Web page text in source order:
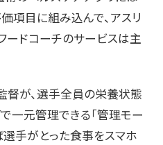
項目に組み込んで、アスリ
ードコーチのサービスは主
が、選手全員の栄養状態
一元管理できる「管理モー
選手がとった食事をスマホ